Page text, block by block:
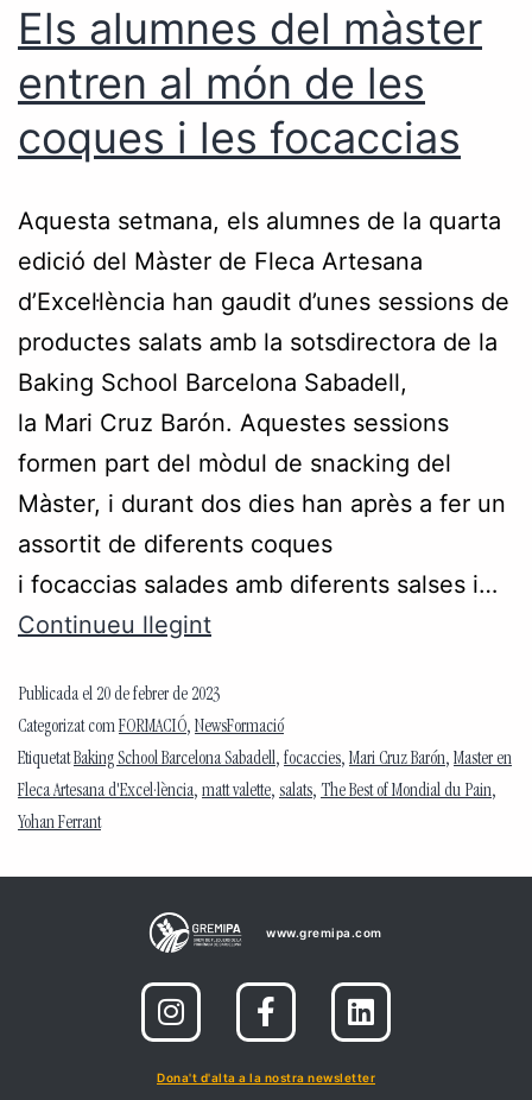
Els alumnes del màster
entren al món de les
coques i les focaccias
Aquesta setmana, els alumnes de la quarta
edició del Màster de Fleca Artesana
d’Excel·lència han gaudit d’unes sessions de
productes salats amb la sotsdirectora de la
Baking School Barcelona Sabadell,
la Mari Cruz Barón. Aquestes sessions
formen part del mòdul de snacking del
Màster, i durant dos dies han après a fer un
assortit de diferents coques
i focaccias salades amb diferents salses i…
Continueu llegint
Publicada el 20 de febrer de 2023
Categorizat comFORMACIÓ, NewsFormació
EtiquetatBaking School Barcelona Sabadell, focaccies, Mari Cruz Barón, Master en
Fleca Artesana d'Excel·lència, matt valette, salats, The Best of Mondial du Pain,
Yohan Ferrant
www.gremipa.com
Dona't d'alta a la nostra newsletter